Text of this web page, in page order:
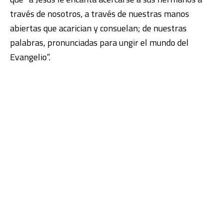
través de nosotros, a través de nuestras manos
abiertas que acarician y consuelan; de nuestras
palabras, pronunciadas para ungir el mundo del
Evangelio”.